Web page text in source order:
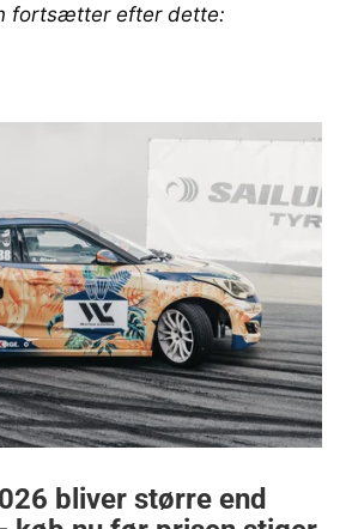
fortsætter efter dette: